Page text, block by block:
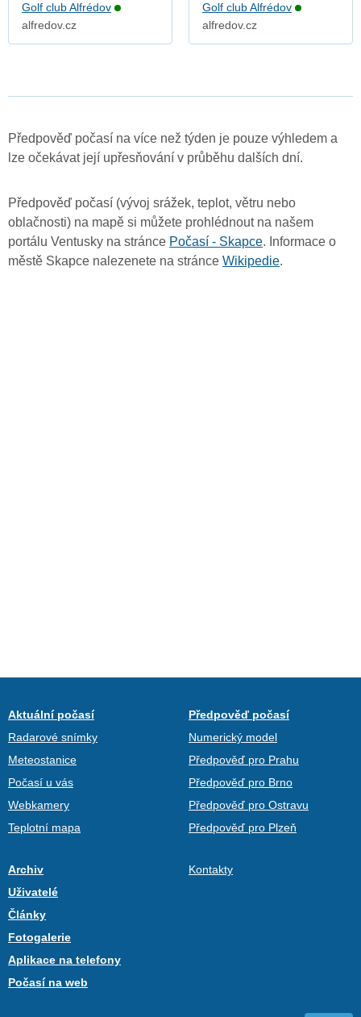
Golf club Alfrédov
alfredov.cz
Golf club Alfrédov
alfredov.cz
Předpověď počasí na více než týden je pouze výhledem a
lze očekávat její upřesňování v průběhu dalších dní.
Předpověď počasí (vývoj srážek, teplot, větru nebo
oblačnosti) na mapě si můžete prohlédnout na našem
portálu Ventusky na stránce Počasí - Skapce. Informace o
městě Skapce nalezenete na stránce Wikipedie.
Aktuální počasí
Radarové snímky
Meteostanice
Počasí u vás
Webkamery
Teplotní mapa
Předpověď počasí
Numerický model
Předpověď pro Prahu
Předpověď pro Brno
Předpověď pro Ostravu
Předpověď pro Plzeň
Archiv
Uživatelé
Články
Fotogalerie
Aplikace na telefony
Počasí na web
Kontakty